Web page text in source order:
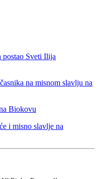
Sveti Ilija
na misnom slavlju na
Biokovu
i misno slavlje na